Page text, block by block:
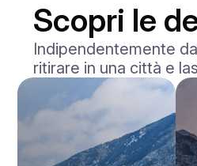
Scopri le
Indipendentemente
ritirare in una città e